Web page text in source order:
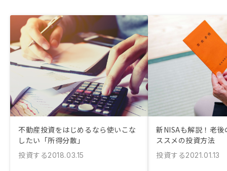
不動産投資をはじめるなら使いこな
したい「所得分散」
投資する2018.03.15
新NISAも解説！老
ススメの投資方法
投資する2021.01.13